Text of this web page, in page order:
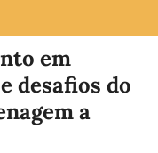
em
desafios do
a